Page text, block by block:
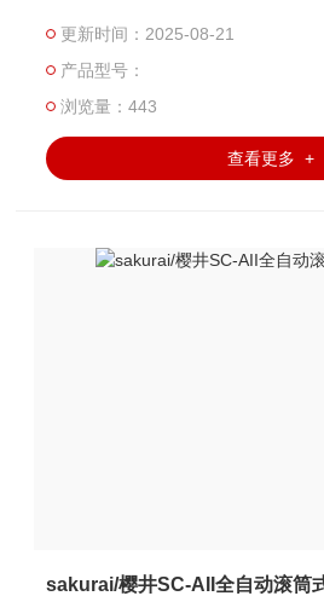
称，支持多种承印材料（如纸张、
并能实现特殊印刷效果（如磨砂、荧
更新时间：2025-08-21
产品型号：
浏览量：443
查看更多 +
sakurai/樱井SC-AII全自动滚筒